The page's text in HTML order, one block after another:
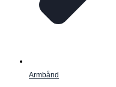
Armbånd